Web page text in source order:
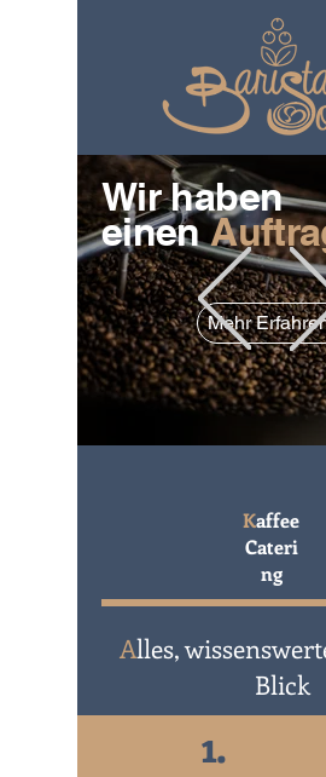
Wir haben
einen
Mehr
Kaffee
Cateri
ng
Alles,
Blick
1.